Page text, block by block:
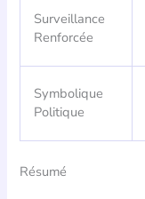
Surveillance
Renforcée
Symbolique
Politique
Résumé